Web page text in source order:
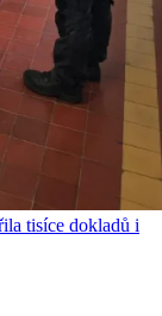
tisíce dokladů i